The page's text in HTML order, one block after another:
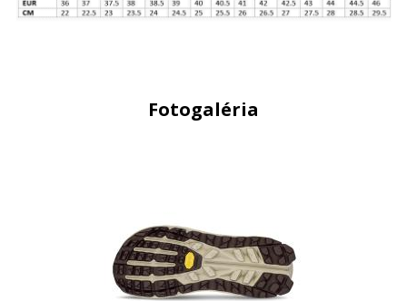
Fotogaléria